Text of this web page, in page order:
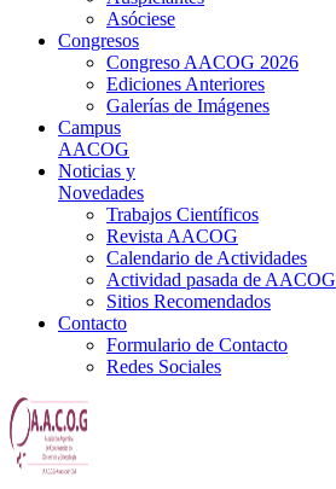
Asóciese
Congresos
Congreso AACOG 2026
Ediciones Anteriores
Galerías de Imágenes
Campus
AACOG
Noticias y
Novedades
Trabajos Científicos
Revista AACOG
Calendario de Actividades
Actividad pasada de AACOG
Sitios Recomendados
Contacto
Formulario de Contacto
Redes Sociales